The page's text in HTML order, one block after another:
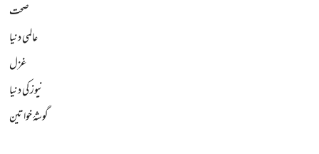
صحت
عالمی دنیا
غزل
نیوز کی دنیا
گوشۂ خواتین